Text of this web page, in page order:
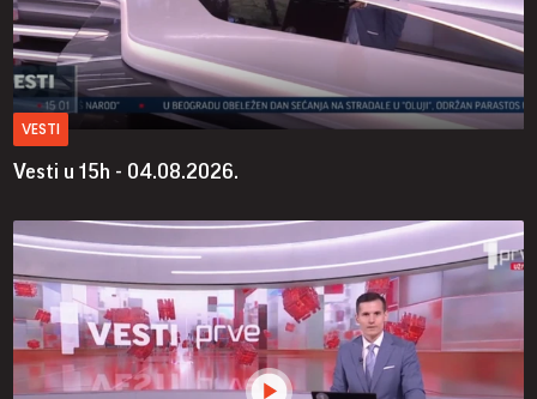
VESTI
Vesti u 15h - 04.08.2026.